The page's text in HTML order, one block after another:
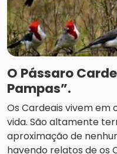
O Pássaro
Pampas”.
Os Cardeais vivem em
vida. São altamente
aproximação de
havendo relatos de os